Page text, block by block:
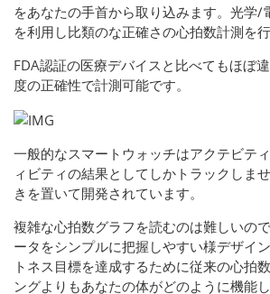
をあなたの手首から取り込みます。光学/
を利用し比類のな正確さの心拍数計測を行
FDA認証の医療デバイスと比べてもほぼ
度の正確性で計測可能です。
一般的なスマートウォッチはアクテビテ
ィビティの結果としてしかトラックしま
きを置いて開発されています。
複雑な心拍数グラフを読むのは難しいの
ータをシンプルに把握しやすい様デザイ
トネス目標を達成するために従来の心拍
ングよりもあなたの体がどのように機能